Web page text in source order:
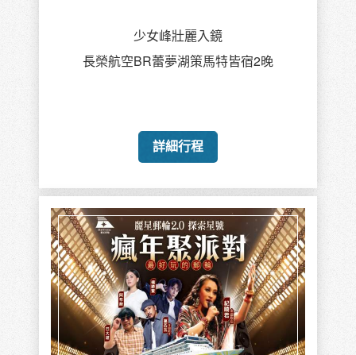
少女峰壯麗入鏡
長榮航空BR蕾夢湖策馬特皆宿2晚
詳細行程